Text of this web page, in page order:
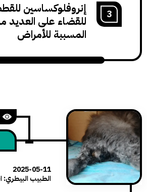
إنروفلوكساسين للقطط: دواء
للقضاء على العديد من البكتيريا
المسببة للأمراض
1.9K
ولادة
2025-05-11
الطبيب البيطري: احمد محلي